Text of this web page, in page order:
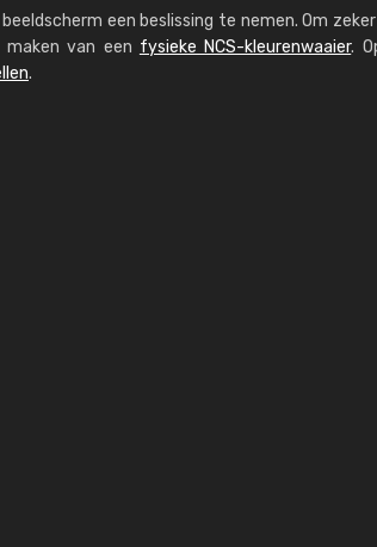
een beslissing te nemen. Om
van een fysieke NCS-kleurenwaaier.
.